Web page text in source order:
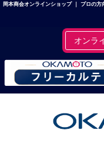
岡本商会オンラインショップ ｜ プロの方
オンラ